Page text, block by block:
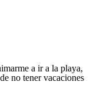
a ir a la playa,
no tener vacaciones